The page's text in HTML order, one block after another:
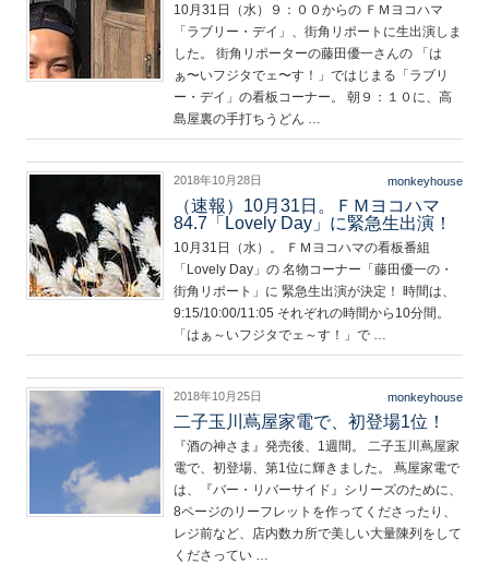
10月31日（水）９：００からの ＦＭヨコハマ
「ラブリー・デイ」、街角リポートに生出演しま
した。 街角リポーターの藤田優一さんの 「は
ぁ〜いフジタでェ〜す！」ではじまる「ラブリ
ー・デイ」の看板コーナー。 朝９：１０に、高
島屋裏の手打ちうどん …
2018年10月28日 monkeyhouse
（速報）10月31日。ＦＭヨコハマ
84.7「Lovely Day」に緊急生出演！
10月31日（水）。 ＦＭヨコハマの看板番組
「Lovely Day」の 名物コーナー「藤田優一の・
街角リポート」に 緊急生出演が決定！ 時間は、
9:15/10:00/11:05 それぞれの時間から10分間。
「はぁ～いフジタでェ～す！」で …
2018年10月25日 monkeyhouse
二子玉川蔦屋家電で、初登場1位！
『酒の神さま』発売後、1週間。 二子玉川蔦屋家
電で、初登場、第1位に輝きました。 蔦屋家電で
は、『バー・リバーサイド』シリーズのために、
8ページのリーフレットを作ってくださったり、
レジ前など、店内数カ所で美しい大量陳列をして
くださってい …